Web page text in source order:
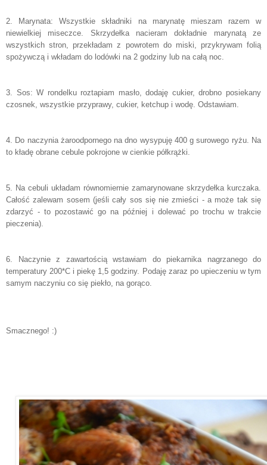
2. Marynata: Wszystkie składniki na marynatę mieszam razem w
niewielkiej miseczce. Skrzydełka nacieram dokładnie marynatą ze
wszystkich stron, przekładam z powrotem do miski, przykrywam folią
spożywczą i wkładam do lodówki na 2 godziny lub na całą noc.
3. Sos: W rondelku roztapiam masło, dodaję cukier, drobno posiekany
czosnek, wszystkie przyprawy, cukier, ketchup i wodę. Odstawiam.
4. Do naczynia żaroodpornego na dno wysypuję 400 g surowego ryżu. Na
to kładę obrane cebule pokrojone w cienkie półkrążki.
5. Na cebuli układam równomiernie zamarynowane skrzydełka kurczaka.
Całość zalewam sosem (jeśli cały sos się nie zmieści - a może tak się
zdarzyć - to pozostawić go na później i dolewać po trochu w trakcie
pieczenia).
6. Naczynie z zawartością wstawiam do piekarnika nagrzanego do
temperatury 200*C i piekę 1,5 godziny. Podaję zaraz po upieczeniu w tym
samym naczyniu co się piekło, na gorąco.
Smacznego! :)